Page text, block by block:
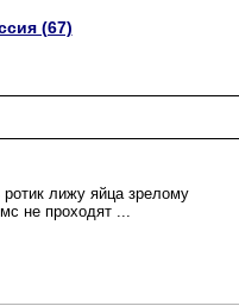
(67)
лижу яйца зрелому
не проходят ...